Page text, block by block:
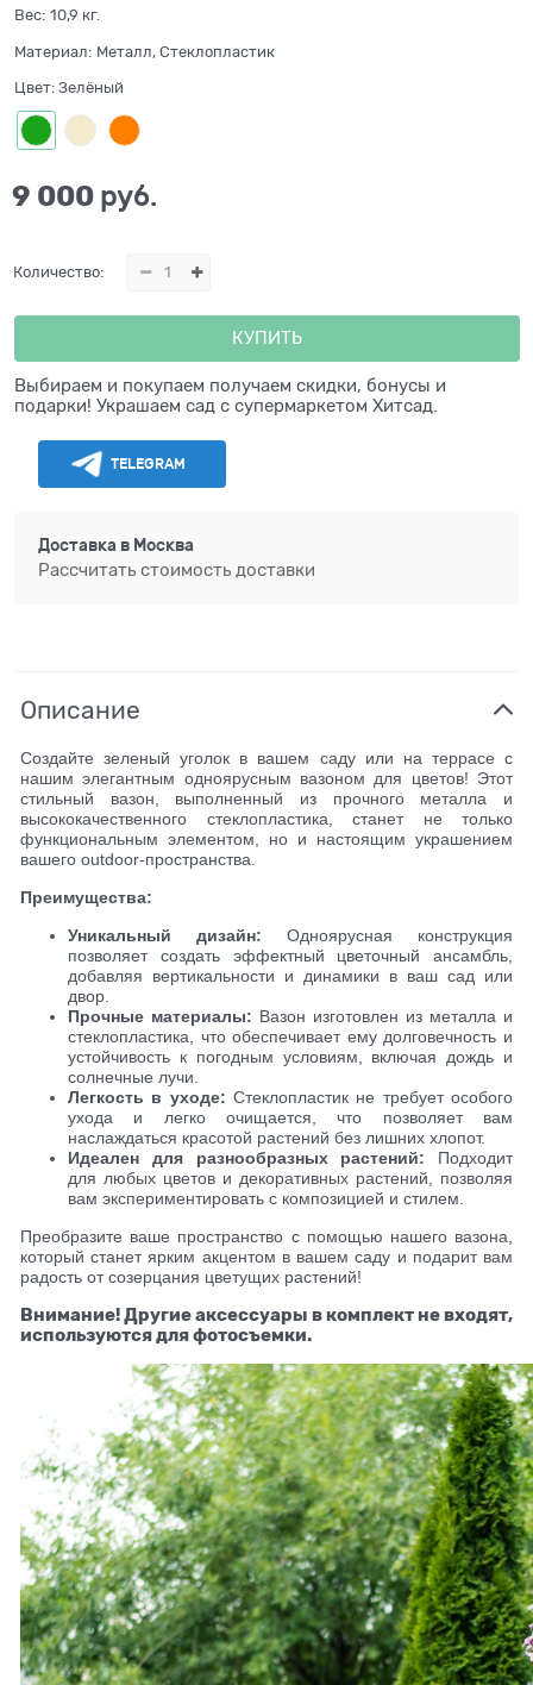
Вес: 10,9 кг.
Материал: Металл, Стеклопластик
Цвет: Зелёный
9 000 руб.
Количество:
КУПИТЬ
Выбираем и покупаем получаем скидки, бонусы и
подарки! Украшаем сад с супермаркетом Хитсад.
TELEGRAM
Доставка в Москва
Рассчитать стоимость доставки
Описание
Создайте зеленый уголок в вашем саду или на террасе с
нашим элегантным одноярусным вазоном для цветов! Этот
стильный вазон, выполненный из прочного металла и
высококачественного стеклопластика, станет не только
функциональным элементом, но и настоящим украшением
вашего outdoor-пространства.
Преимущества:
Уникальный дизайн: Одноярусная конструкция
позволяет создать эффектный цветочный ансамбль,
добавляя вертикальности и динамики в ваш сад или
двор.
Прочные материалы: Вазон изготовлен из металла и
стеклопластика, что обеспечивает ему долговечность и
устойчивость к погодным условиям, включая дождь и
солнечные лучи.
Легкость в уходе: Стеклопластик не требует особого
ухода и легко очищается, что позволяет вам
наслаждаться красотой растений без лишних хлопот.
Идеален для разнообразных растений: Подходит
для любых цветов и декоративных растений, позволяя
вам экспериментировать с композицией и стилем.
Преобразите ваше пространство с помощью нашего вазона,
который станет ярким акцентом в вашем саду и подарит вам
радость от созерцания цветущих растений!
Внимание! Другие аксессуары в комплект не входят,
используются для фотосъемки.